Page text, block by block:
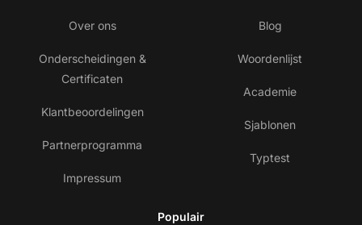
Over ons
Onderscheidingen &
Certificaten
Klantbeoordelingen
Partnerprogramma
Impressum
Blog
Woordenlijst
Academie
Sjablonen
Typtest
Populair